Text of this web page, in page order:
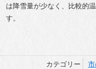
は降雪量が少なく、比較的
す。
カテゴリー